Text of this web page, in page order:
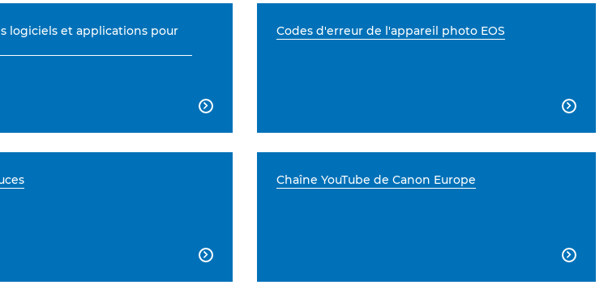
logiciels et applications pour

Codes d'erreur de l'appareil photo EOS


Chaîne YouTube de Canon Europe
